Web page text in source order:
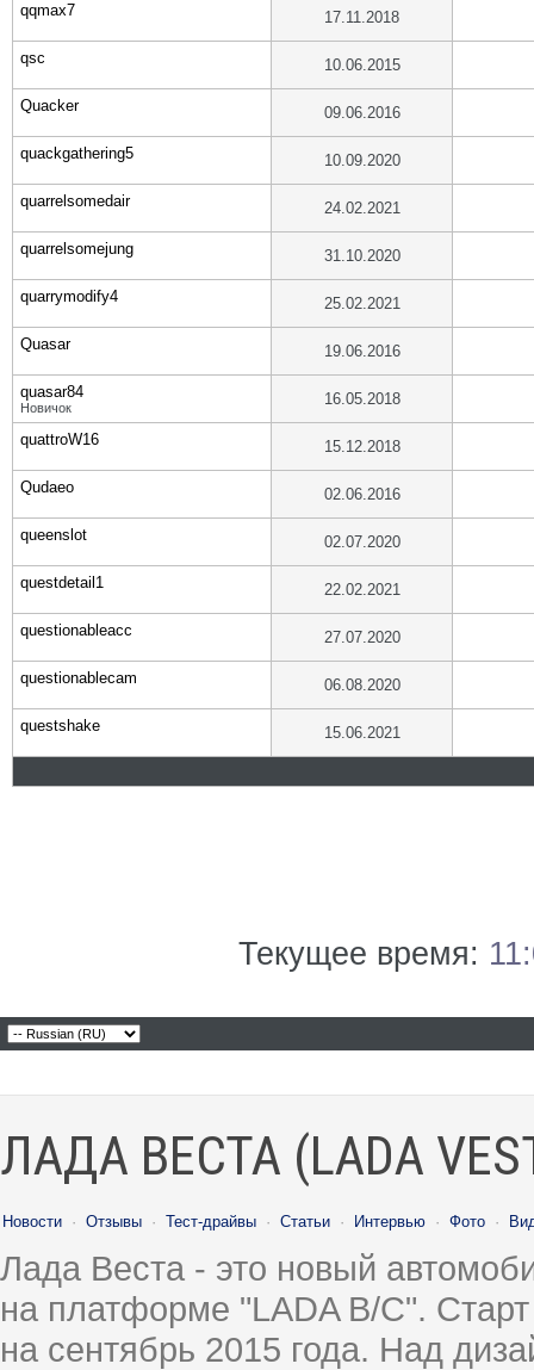
qqmax7 17.11.2018
qsc 10.06.2015
Quacker 09.06.2016
quackgathering5 10.09.2020
quarrelsomedair 24.02.2021
quarrelsomejung 31.10.2020
quarrymodify4 25.02.2021
Quasar 19.06.2016
quasar84
Новичок 16.05.2018
quattroW16 15.12.2018
Qudaeo 02.06.2016
queenslot 02.07.2020
questdetail1 22.02.2021
questionableacc 27.07.2020
questionablecam 06.08.2020
questshake 15.06.2021
Текущее время:
ЛАДА ВЕСТА (LADA
Новости · Отзывы · Тест-драйвы · Статьи · Интервью · Фото ·
Лада Веста - это новый
на платформе "LADA B/C".
на сентябрь 2015 года. Над